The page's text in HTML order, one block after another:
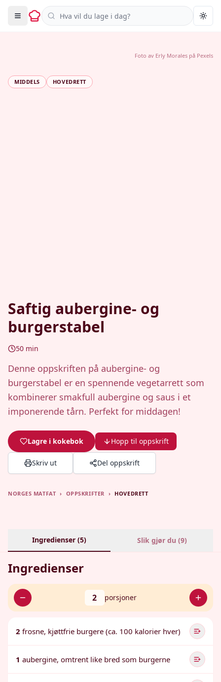
Søk i oppskrifter
MIDDELS HOVEDRETT
Saftig aubergine- og
burgerstabel
50 min
Denne oppskriften på aubergine- og
burgerstabel er en spennende vegetarrett som
kombinerer smakfull aubergine og saus i et
imponerende tårn. Perfekt for middagen!
Lagre i kokebok Hopp til oppskrift
Skriv ut Del oppskrift
Foto av Erly Morales på Pexels
NORGES MATFAT › OPPSKRIFTER › HOVEDRETT
Ingredienser (5) Slik gjør du (9)
Ingredienser
2 porsjoner
2 frosne, kjøttfrie burgere (ca. 100 kalorier hver)
1 aubergine, omtrent like bred som burgerne